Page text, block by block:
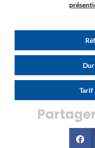
Tarif